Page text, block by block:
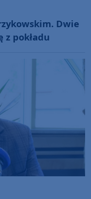
Dwie
z pokładu